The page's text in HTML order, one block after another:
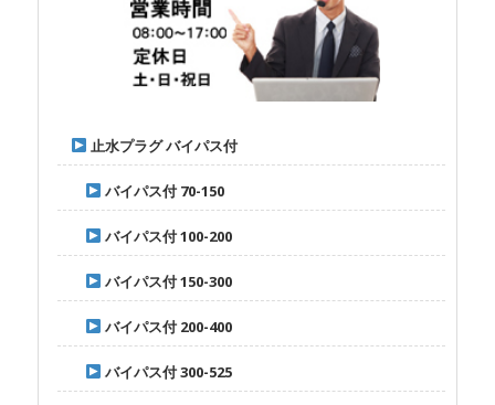
止水プラグ バイパス付
バイパス付 70-150
バイパス付 100-200
バイパス付 150-300
バイパス付 200-400
バイパス付 300-525